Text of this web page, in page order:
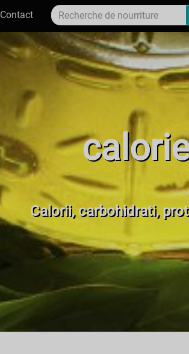
Contact
Calorii, carbohidrati,